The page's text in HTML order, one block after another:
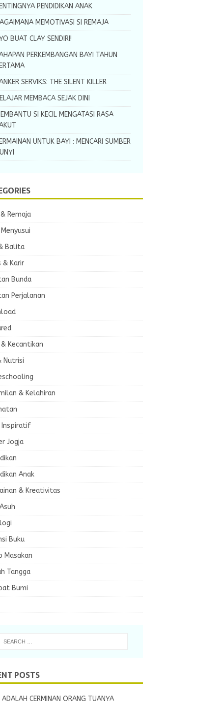
PENDIDIKAN ANAK
MEMOTIVASI SI REMAJA
BUAT CLAY SENDIRI!
PERKEMBANGAN BAYI TAHUN
SERVIKS: THE SILENT KILLER
MEMBACA SEJAK DINI
SI KECIL MENGATASI RASA
UNTUK BAYI : MENCARI SUMBER
Remaja
Balita
& Karir
Bunda
Perjalanan
Kecantikan
Nutrisi
& Kelahiran
Inspiratif
Jogja
Anak
& Kreativitas
Buku
Masakan
Tangga
Bumi
POSTS
CERMINAN ORANG TUANYA